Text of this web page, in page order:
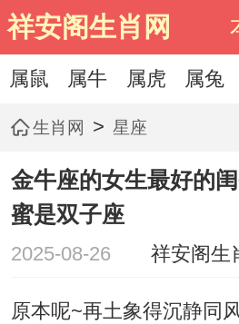
祥安阁生肖网
属鼠 属牛 属虎 属兔
生肖网 > 星座
金牛座的女生最好的
蜜是双子座
2025-08-26 祥安阁生
原本呢~再土象得沉静同